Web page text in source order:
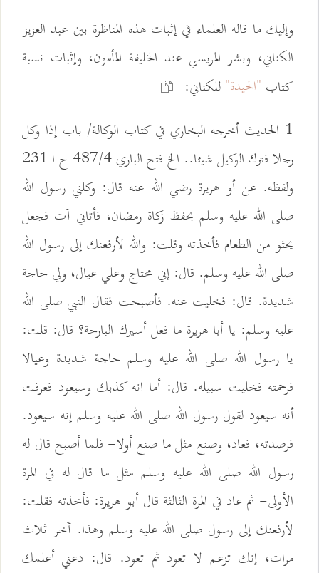
وإليك ما قاله العلماء في إثبات هذه المناظرة بين عبد العزيز
الكناني، وبشر المريسي عند الخليفة المأمون، وإثبات نسبة
كتاب "الحيدة"للكناني:
1 الحديث أخرجه البخاري في كتاب الوكالة/ باب إذا وكل
رجلا فترك الوكيل شيئا.. الخ فتح الباري 487/4 ح ا 231
ولفظه. عن أو هريرة رضي الله عنه قال: وكلني رسول الله
صلى الله عليه وسلم بحفظ زكاة رمضان، فأتاني آت فجعل
يحثو من الطعام فأخذته وقلت: والله لأرفعنك إلى رسول الله
صلى الله عليه وسلم. قال: إني محتاج وعلي عيال، ولي حاجة
شديدة. قال: فخليت عنه. فأصبحت فقال النبي صلى الله
عليه وسلم: يا أبا هريرة ما فعل أسيرك البارحة؟ قال: قلت:
يا رسول الله صلى الله عليه وسلم حاجة شديدة وعيالا
فرحمته فخليت سبيله. قال: أما انه كذبك وسيعود فعرفت
أنه سيعود لقول رسول الله صلى الله عليه وسلم إنه سيعود.
فرصدته، فعاد، وصنع مثل ما صنع أولا- فلما أصبح قال له
رسول الله صلى الله عليه وسلم مثل ما قال له في المرة
الأولى- ثم عاد في المرة الثالثة قال أبو هريرة: فأخذته فقلت:
لأرفعنك إلى رسول صلى الله عليه وسلم وهذا. آخر ثلاث
مرات، إنك تزعم لا تعود ثم تعود. قال: دعني أعلمك